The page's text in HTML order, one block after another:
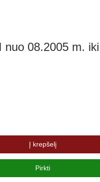
nuo 08.2005 m.
Į krepšelį
Pirkti